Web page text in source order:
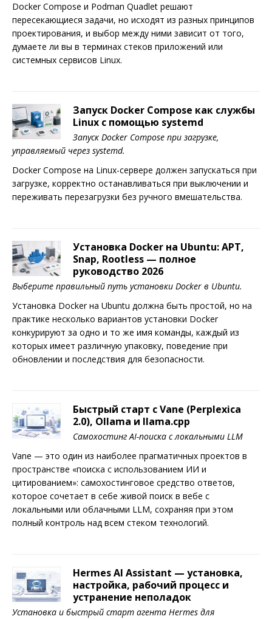
Docker Compose и Podman Quadlet решают
пересекающиеся задачи, но исходят из разных принципов
проектирования, и выбор между ними зависит от того,
думаете ли вы в терминах стеков приложений или
системных сервисов Linux.
Запуск Docker Compose как службы
Linux с помощью systemd
Запуск Docker Compose при загрузке,
управляемый через systemd.
Docker Compose на Linux-сервере должен запускаться при
загрузке, корректно останавливаться при выключении и
переживать перезагрузки без ручного вмешательства.
Установка Docker на Ubuntu: APT,
Snap, Rootless — полное
руководство 2026
Выберите правильный путь установки Docker в Ubuntu.
Установка Docker на Ubuntu должна быть простой, но на
практике несколько вариантов установки Docker
конкурируют за одно и то же имя команды, каждый из
которых имеет различную упаковку, поведение при
обновлении и последствия для безопасности.
Быстрый старт с Vane (Perplexica
2.0), Ollama и llama.cpp
Самохостинг AI-поиска с локальными LLM
Vane — это один из наиболее прагматичных проектов в
пространстве «поиска с использованием ИИ и
цитированием»: самохостинговое средство ответов,
которое сочетает в себе живой поиск в вебе с
локальными или облачными LLM, сохраняя при этом
полный контроль над всем стеком технологий.
Hermes AI Assistant — установка,
настройка, рабочий процесс и
устранение неполадок
Установка и быстрый старт агента Hermes для